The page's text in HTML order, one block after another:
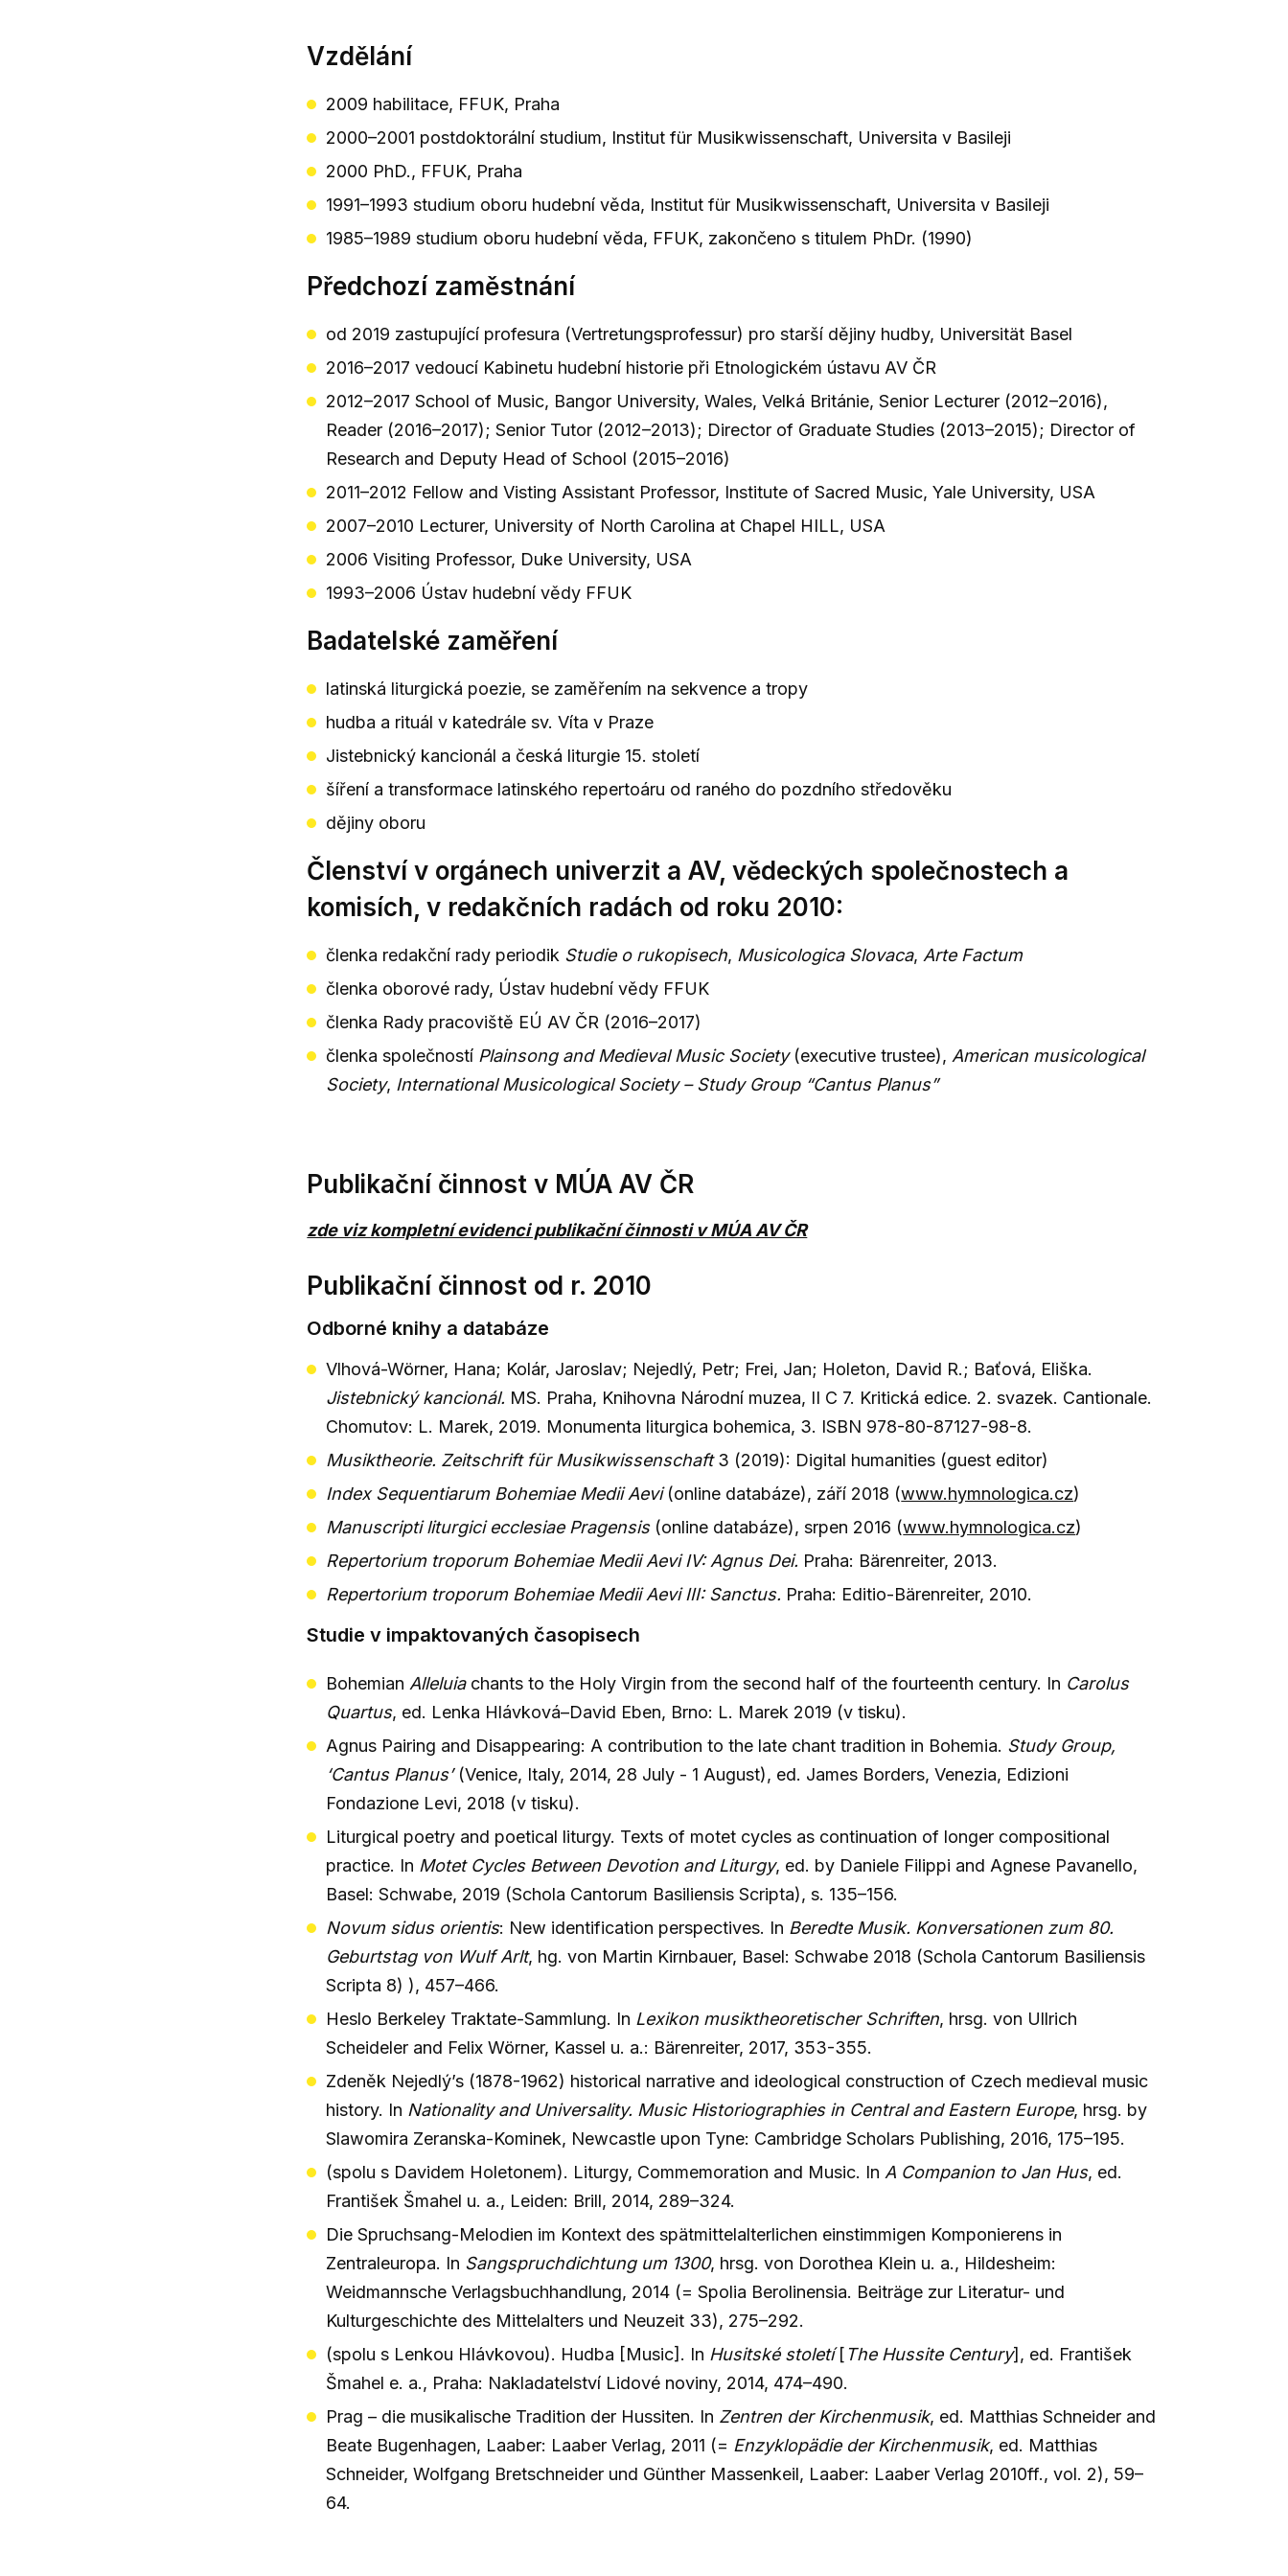
Vzdělání
2009 habilitace, FFUK, Praha
2000–2001 postdoktorální studium, Institut für Musikwissenschaft, Universita v Basileji
2000 PhD., FFUK, Praha
1991–1993 studium oboru hudební věda, Institut für Musikwissenschaft, Universita v Basileji
1985–1989 studium oboru hudební věda, FFUK, zakončeno s titulem PhDr. (1990)
Předchozí zaměstnání
od 2019 zastupující profesura (Vertretungsprofessur) pro starší dějiny hudby, Universität Basel
2016–2017 vedoucí Kabinetu hudební historie při Etnologickém ústavu AV ČR
2012–2017 School of Music, Bangor University, Wales, Velká Británie, Senior Lecturer (2012–2016),
Reader (2016–2017); Senior Tutor (2012–2013); Director of Graduate Studies (2013–2015); Director of
Research and Deputy Head of School (2015–2016)
2011–2012 Fellow and Visting Assistant Professor, Institute of Sacred Music, Yale University, USA
2007–2010 Lecturer, University of North Carolina at Chapel HILL, USA
2006 Visiting Professor, Duke University, USA
1993–2006 Ústav hudební vědy FFUK
Badatelské zaměření
latinská liturgická poezie, se zaměřením na sekvence a tropy
hudba a rituál v katedrále sv. Víta v Praze
Jistebnický kancionál a česká liturgie 15. století
šíření a transformace latinského repertoáru od raného do pozdního středověku
dějiny oboru
Členství v orgánech univerzit a AV, vědeckých společnostech a
komisích, v redakčních radách od roku 2010:
členka redakční rady periodik Studie o rukopisech, Musicologica Slovaca, Arte Factum
členka oborové rady, Ústav hudební vědy FFUK
členka Rady pracoviště EÚ AV ČR (2016–2017)
členka společností Plainsong and Medieval Music Society(executive trustee), American musicological
Society, International Musicological Society – Study Group “Cantus Planus”
Publikační činnost v MÚA AV ČR
zde viz kompletní evidenci publikační činnosti v MÚA AV ČR
Publikační činnost od r. 2010
Odborné knihy a databáze
Vlhová-Wörner, Hana; Kolár, Jaroslav; Nejedlý, Petr; Frei, Jan; Holeton, David R.; Baťová, Eliška.
Jistebnický kancionál. MS. Praha, Knihovna Národní muzea, II C 7. Kritická edice. 2. svazek. Cantionale.
Chomutov: L. Marek, 2019. Monumenta liturgica bohemica, 3. ISBN 978-80-87127-98-8.
Musiktheorie. Zeitschrift für Musikwissenschaft3 (2019): Digital humanities (guest editor)
Index Sequentiarum Bohemiae Medii Aevi(online databáze), září 2018 (www.hymnologica.cz)
Manuscripti liturgici ecclesiae Pragensis(online databáze), srpen 2016 (www.hymnologica.cz)
Repertorium troporum Bohemiae Medii Aevi IV: Agnus Dei. Praha: Bärenreiter, 2013.
Repertorium troporum Bohemiae Medii Aevi III: Sanctus. Praha: Editio-Bärenreiter, 2010.
Studie v impaktovaných časopisech
Bohemian Alleluiachants to the Holy Virgin from the second half of the fourteenth century. In Carolus
Quartus, ed. Lenka Hlávková–David Eben, Brno: L. Marek 2019 (v tisku).
Agnus Pairing and Disappearing: A contribution to the late chant tradition in Bohemia. Study Group,
‘Cantus Planus’ (Venice, Italy, 2014, 28 July - 1 August), ed. James Borders, Venezia, Edizioni
Fondazione Levi, 2018 (v tisku).
Liturgical poetry and poetical liturgy. Texts of motet cycles as continuation of longer compositional
practice. In Motet Cycles Between Devotion and Liturgy, ed. by Daniele Filippi and Agnese Pavanello,
Basel: Schwabe, 2019 (Schola Cantorum Basiliensis Scripta), s. 135–156.
Novum sidus orientis: New identification perspectives. In Beredte Musik. Konversationen zum 80.
Geburtstag von Wulf Arlt, hg. von Martin Kirnbauer, Basel: Schwabe 2018 (Schola Cantorum Basiliensis
Scripta 8) ), 457–466.
Heslo Berkeley Traktate-Sammlung. In Lexikon musiktheoretischer Schriften, hrsg. von Ullrich
Scheideler and Felix Wörner, Kassel u. a.: Bärenreiter, 2017, 353-355.
Zdeněk Nejedlý’s (1878-1962) historical narrative and ideological construction of Czech medieval music
history. In Nationality and Universality. Music Historiographies in Central and Eastern Europe, hrsg. by
Slawomira Zeranska-Kominek, Newcastle upon Tyne: Cambridge Scholars Publishing, 2016, 175–195.
(spolu s Davidem Holetonem). Liturgy, Commemoration and Music. In A Companion to Jan Hus, ed.
František Šmahel u. a., Leiden: Brill, 2014, 289–324.
Die Spruchsang-Melodien im Kontext des spätmittelalterlichen einstimmigen Komponierens in
Zentraleuropa. In Sangspruchdichtung um 1300, hrsg. von Dorothea Klein u. a., Hildesheim:
Weidmannsche Verlagsbuchhandlung, 2014 (= Spolia Berolinensia. Beiträge zur Literatur- und
Kulturgeschichte des Mittelalters und Neuzeit 33), 275–292.
(spolu s Lenkou Hlávkovou). Hudba [Music]. In Husitské století[ The Hussite Century], ed. František
Šmahel e. a., Praha: Nakladatelství Lidové noviny, 2014, 474–490.
Prag – die musikalische Tradition der Hussiten. In Zentren der Kirchenmusik, ed. Matthias Schneider and
Beate Bugenhagen, Laaber: Laaber Verlag, 2011 (= Enzyklopädie der Kirchenmusik, ed. Matthias
Schneider, Wolfgang Bretschneider und Günther Massenkeil, Laaber: Laaber Verlag 2010ff., vol. 2), 59–
64.